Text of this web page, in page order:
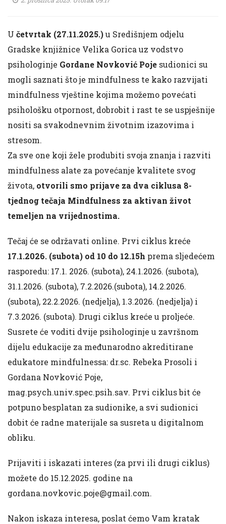
U četvrtak (27.11.2025.)u Središnjem odjelu
Gradske knjižnice Velika Gorica uz vodstvo
psihologinje Gordane Novković Poje sudionici su
mogli saznati što je mindfulness te kako razvijati
mindfulness vještine kojima možemo povećati
psihološku otpornost, dobrobit i rast te se uspješnije
nositi sa svakodnevnim životnim izazovima i
stresom.
Za sve one koji žele produbiti svoja znanja i razviti
mindfulness alate za povećanje kvalitete svog
života, otvorili smo prijave za dva ciklusa 8-
tjednog tečaja Mindfulness za aktivan život
temeljen na vrijednostima.
Tečaj će se održavati online. Prvi ciklus kreće
17.1.2026. (subota) od 10 do 12.15h prema sljedećem
rasporedu: 17.1. 2026. (subota), 24.1.2026. (subota),
31.1.2026. (subota), 7.2.2026.(subota), 14.2.2026.
(subota), 22.2.2026. (nedjelja), 1.3.2026. (nedjelja) i
7.3.2026. (subota). Drugi ciklus kreće u proljeće.
Susrete će voditi dvije psihologinje u završnom
dijelu edukacije za međunarodno akreditirane
edukatore mindfulnessa: dr.sc. Rebeka Prosoli i
Gordana Novković Poje,
mag.psych.univ.spec.psih.sav. Prvi ciklus bit će
potpuno besplatan za sudionike, a svi sudionici
dobit će radne materijale sa susreta u digitalnom
obliku.
Prijaviti i iskazati interes (za prvi ili drugi ciklus)
možete do 15.12.2025. godine na
gordana.novkovic.poje@gmail.com.
Nakon iskaza interesa, poslat ćemo Vam kratak